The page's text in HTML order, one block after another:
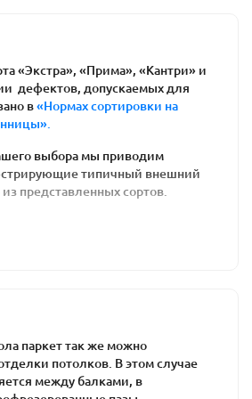
на полу. Возникновение
требований к
внутри помещений.
из натуральной
напольного покрытия: вам
доска из предлагаемых
Встречаются и
товары -дешевая
за счет низкого сорта. При
«Экстра», «Прима», «Кантри» и
дефектов, допускаемых для
в«Нормах сортировки на
выбора мы приводим
типичный внешний
представленных сортов.
паркет так же можно
потолков. В этом случае
между балками, в